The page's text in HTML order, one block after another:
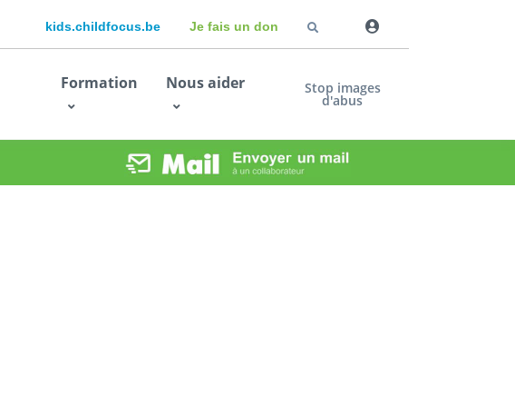
kids.childfocus.be Je fais un don
Formation Nous aider Stop images
d'abus